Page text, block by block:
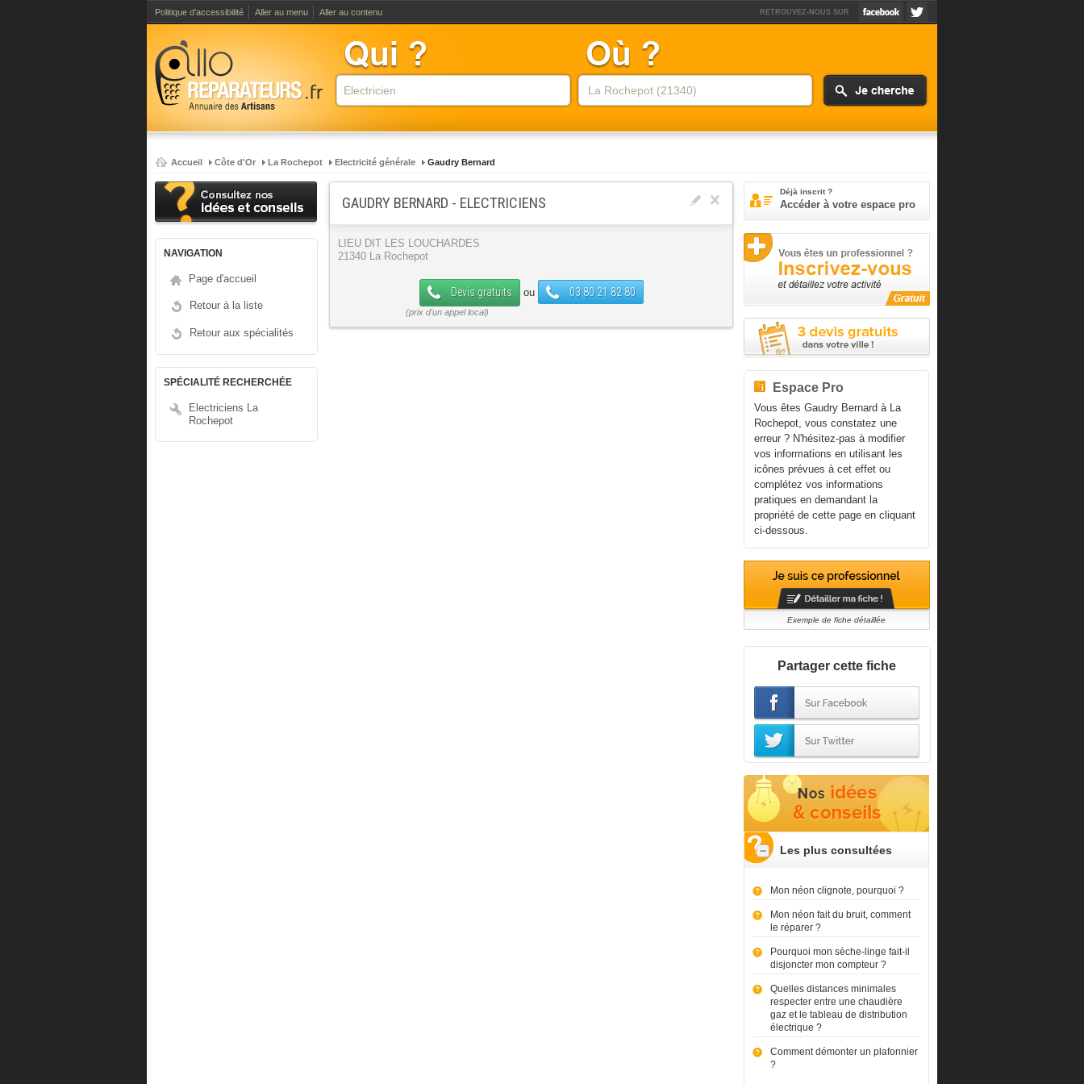
Politique d'accessibilité Aller au menu Aller au contenu RETROUVEZ-NOUS SUR
Accueil Côte d'Or La Rochepot Electricité générale Gaudry Bernard
NAVIGATION
Page d'accueil
Retour à la liste
Retour aux spécialités
SPÉCIALITÉ RECHERCHÉE
Electriciens La
Rochepot
GAUDRY BERNARD - ELECTRICIENS
LIEU DIT LES LOUCHARDES
21340 La Rochepot
Devis gratuits ou 03 80 21 82 80
Déjà inscrit ?
Accéder à votre espace pro
Espace Pro
Vous êtes Gaudry Bernard à La
Rochepot, vous constatez une
erreur ? N'hésitez-pas à modifier
vos informations en utilisant les
icônes prévues à cet effet ou
complétez vos informations
pratiques en demandant la
propriété de cette page en cliquant
ci-dessous.
Exemple de fiche détaillée
Partager cette fiche
Les plus consultées
Mon néon clignote, pourquoi ?
Mon néon fait du bruit, comment
le réparer ?
Pourquoi mon sèche-linge fait-il
disjoncter mon compteur ?
Quelles distances minimales
respecter entre une chaudière
gaz et le tableau de distribution
électrique ?
Comment démonter un plafonnier
?